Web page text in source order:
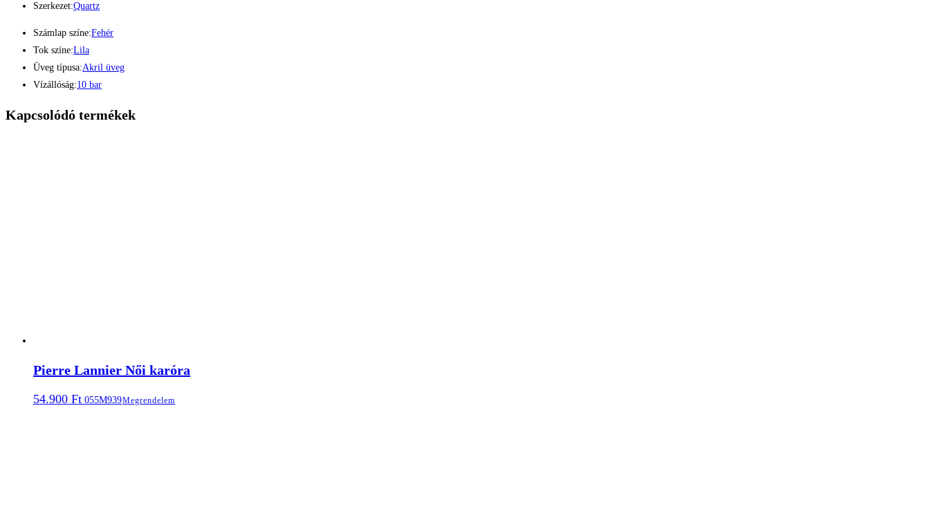
Szerkezet:Quartz
Számlap színe:Fehér
Tok színe:Lila
Üveg típusa:Akril üveg
Vízállóság:10 bar
Kapcsolódó termékek
Pierre Lannier Női karóra
54.900 Ft 055M939Megrendelem